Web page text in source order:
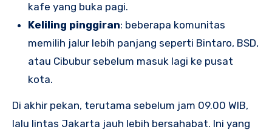
kafe yang buka pagi.
Keliling pinggiran: beberapa komunitas
memilih jalur lebih panjang seperti Bintaro, BSD,
atau Cibubur sebelum masuk lagi ke pusat
kota.
Di akhir pekan, terutama sebelum jam 09.00 WIB,
lalu lintas Jakarta jauh lebih bersahabat. Ini yang